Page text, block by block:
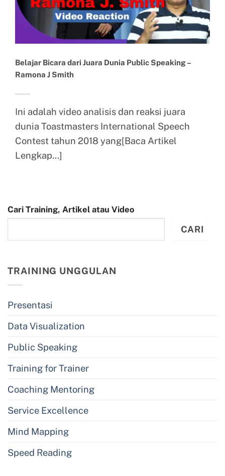
Belajar Bicara dari Juara Dunia Public Speaking –
Ramona J Smith
Ini adalah video analisis dan reaksi juara
dunia Toastmasters International Speech
Contest tahun 2018 yang[Baca Artikel
Lengkap...]
Cari Training, Artikel atau Video
CARI
TRAINING UNGGULAN
Presentasi
Data Visualization
Public Speaking
Training for Trainer
Coaching Mentoring
Service Excellence
Mind Mapping
Speed Reading